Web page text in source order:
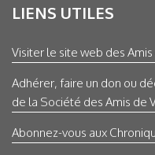
LIENS UTILES
Visiter le site web des
Adhérer, faire un don ou
de la Société des Amis de
Abonnez-vous aux